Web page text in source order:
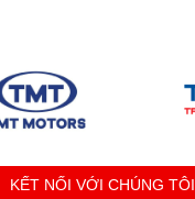
KẾT NỐI VỚI CHÚNG TÔI